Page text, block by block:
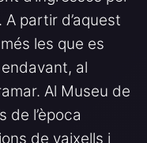
partir d’aquest
les que es
al
Al Museu de
de l’època
de vaixells i